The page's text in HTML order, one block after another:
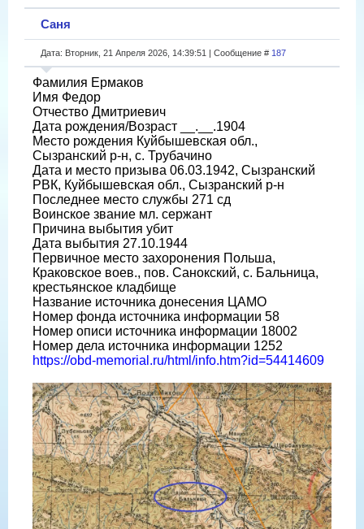
Саня
Дата: Вторник, 21 Апреля 2026, 14:39:51 | Сообщение # 187
Фамилия Ермаков
Имя Федор
Отчество Дмитриевич
Дата рождения/Возраст __.__.1904
Место рождения Куйбышевская обл.,
Сызранский р-н, с. Трубачино
Дата и место призыва 06.03.1942, Сызранский
РВК, Куйбышевская обл., Сызранский р-н
Последнее место службы 271 сд
Воинское звание мл. сержант
Причина выбытия убит
Дата выбытия 27.10.1944
Первичное место захоронения Польша,
Краковское воев., пов. Санокский, с. Бальница,
крестьянское кладбище
Название источника донесения ЦАМО
Номер фонда источника информации 58
Номер описи источника информации 18002
Номер дела источника информации 1252
https://obd-memorial.ru/html/info.htm?id=54414609